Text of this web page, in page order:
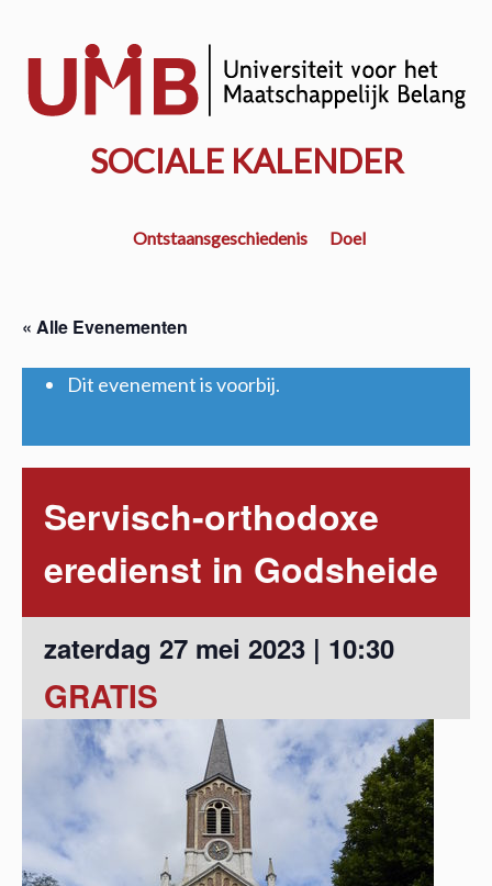
hoofd
SOCIALE KALENDER
Ontstaansgeschiedenis Doel
« Alle Evenementen
Dit evenement is voorbij.
Servisch-orthodoxe
eredienst in Godsheide
zaterdag 27 mei 2023 | 10:30
GRATIS